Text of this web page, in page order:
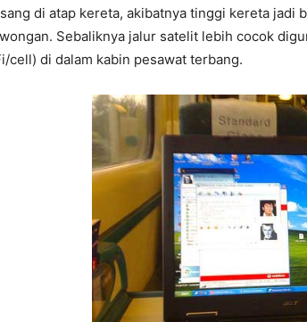
di atap kereta, akibatnya tinggi kereta jadi
Sebaliknya jalur satelit lebih cocok
cell) di dalam kabin pesawat terbang.